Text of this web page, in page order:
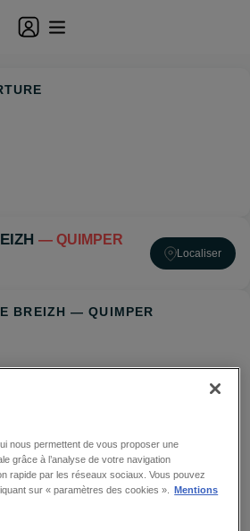
— QUIMPER
Localiser
BREIZH — QUIMPER
nous permettent de vous proposer une
grâce à l’analyse de votre navigation
rapide par les réseaux sociaux. Vous pouvez
sur « paramètres des cookies ».
Mentions